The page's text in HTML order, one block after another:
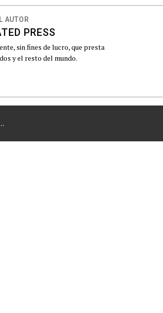
AUTOR
PRESS
sin fines de lucro, que presta
y el resto del mundo.